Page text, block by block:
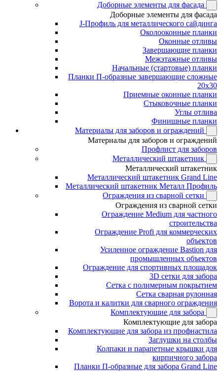
Доборные элементы для фасада
Доборные элементы для фасада
J-Профиль для металлического сайдинга
Околооконные планки
Оконные отливы
Завершающие планки
Межэтажные отливы
Начальные (стартовые) планки
Планки П-образные завершающие сложные
20x30
Приемные оконные планки
Стыковочные планки
Углы отлива
Финишные планки
Материалы для заборов и ограждений
Материалы для заборов и ограждений
Профлист для заборов
Металлический штакетник
Металлический штакетник
Металлический штакетник Grand Line
Металлический штакетник Металл Профиль
Ограждения из сварной сетки
Ограждения из сварной сетки
Ограждение Medium для частного
строительства
Ограждение Profi для коммерческих
объектов
Усиленное ограждение Bastion для
промышленных объектов
Ограждение для спортивных площадок
3D сетки для забора
Сетка с полимерным покрытием
Сетка сварная рулонная
Ворота и калитки для сварного ограждения
Комплектующие для забора
Комплектующие для забора
Комплектующие для забора из профнастила
Заглушки на столбы
Колпаки и парапетные крышки для
кирпичного забора
Планки П-образные для забора Grand Line